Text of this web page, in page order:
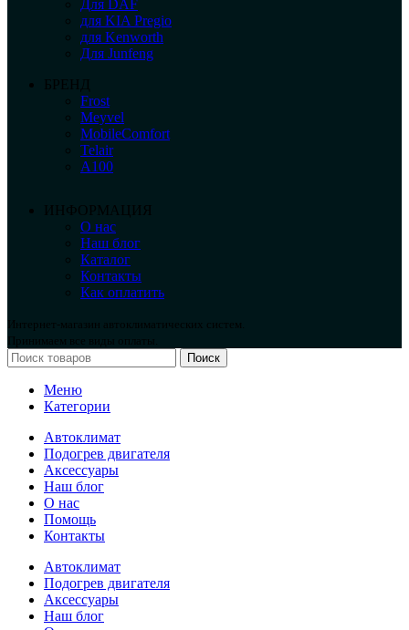
Для DAF
для KIA Pregio
для Kenworth
Для Junfeng
БРЕНД
Frost
Meyvel
MobileComfort
Telair
А100
ИНФОРМАЦИЯ
О нас
Наш блог
Каталог
Контакты
Как оплатить
Интернет-магазин автоклиматических систем.
Принимаем все виды оплаты.
Поиск
Меню
Категории
Автоклимат
Подогрев двигателя
Аксессуары
Наш блог
О нас
Помощь
Контакты
Автоклимат
Подогрев двигателя
Аксессуары
Наш блог